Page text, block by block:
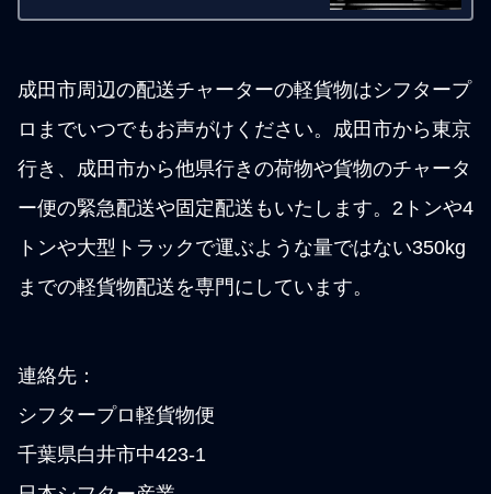
便、待機便、積み置き便、納期調整
成田市周辺の配送チャーターの軽貨物はシフタープ
ロまでいつでもお声がけください。成田市から東京
行き、成田市から他県行きの荷物や貨物のチャータ
ー便の緊急配送や固定配送もいたします。2トンや4
トンや大型トラックで運ぶような量ではない350kg
までの軽貨物配送を専門にしています。
連絡先：
シフタープロ軽貨物便
千葉県白井市中423-1